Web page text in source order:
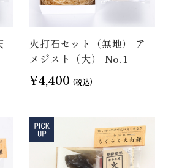
火打石セット（無地） ア
メジスト（大） No.1
¥4,400 (税込)